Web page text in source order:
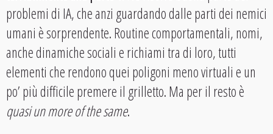
problemi di IA, che anzi guardando dalle parti dei nemici
umani è sorprendente. Routine comportamentali, nomi,
anche dinamiche sociali e richiami tra di loro, tutti
elementi che rendono quei poligoni meno virtuali e un
po’ più difficile premere il grilletto. Ma per il resto è
quasi un more of the same.